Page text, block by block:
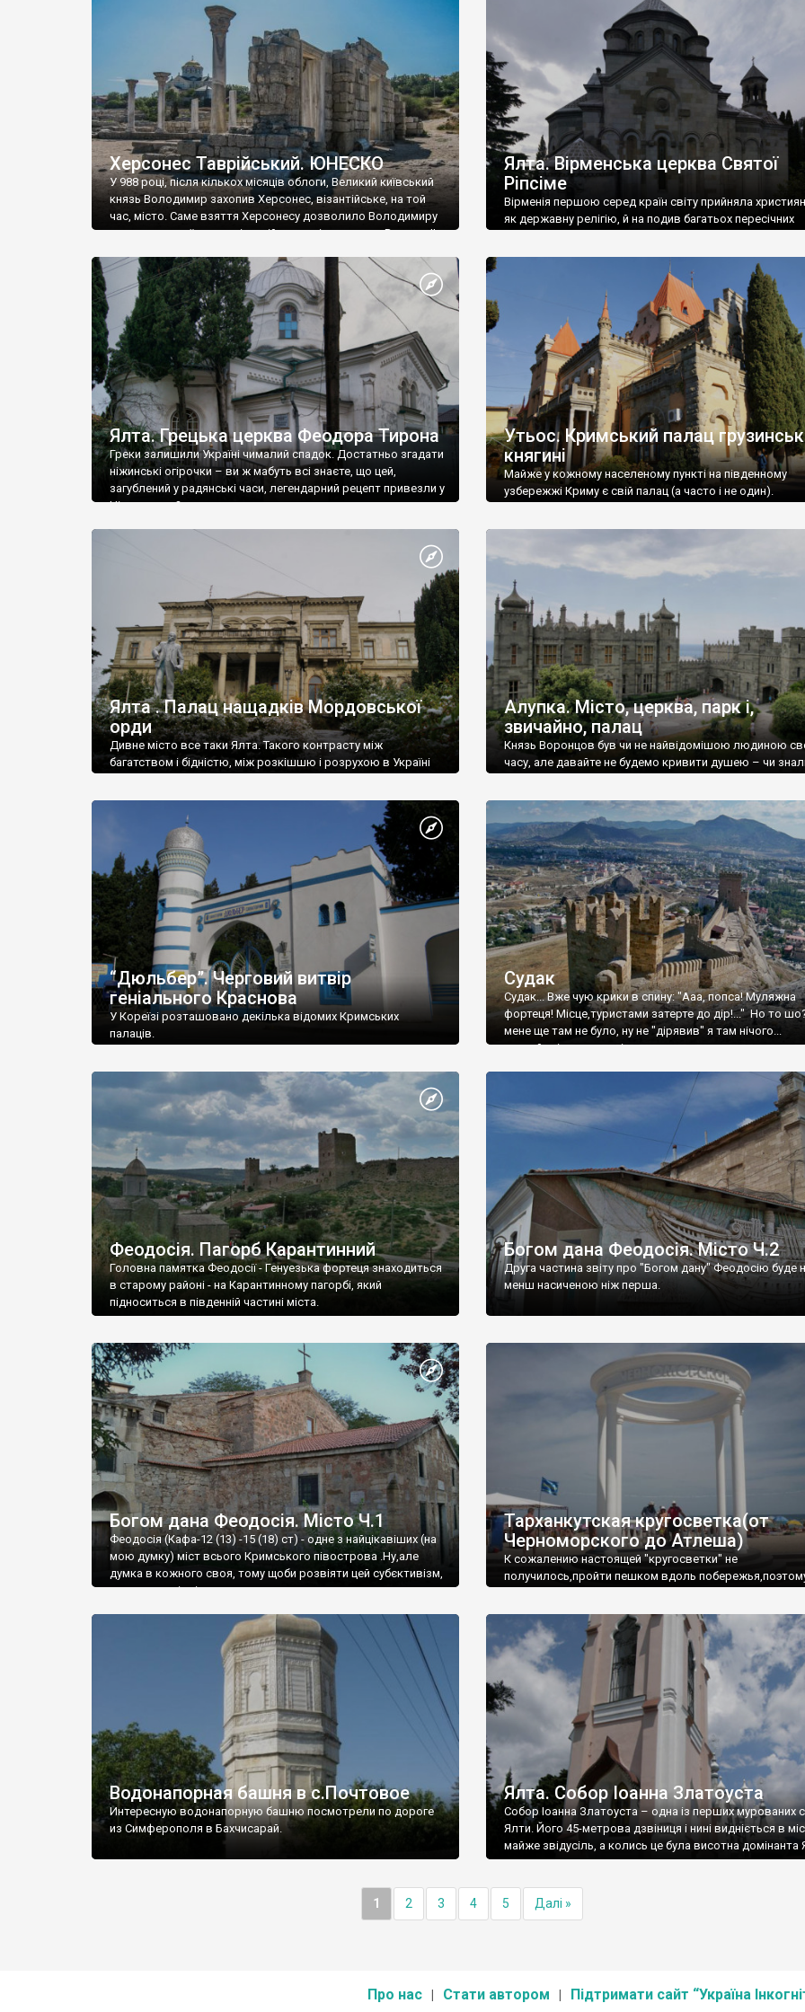
візантійської доби. Раритети викрадені з фондів об’єкту
культурної спадщини ЮНЕСКО «Херсонеса Таврійського».
Офіційно – на виставку «Золото Візантії», але експерти та
влада в Україні вважають це лише […]
називаються «повстяками» (postaki)…” “Вино. Крим
виробляє відмінне вино і його вдосталь: воно все
легке біле і дуже […]
Херсонес Таврійський. ЮНЕСКО
У 988 році, після кількох місяців облоги, Великий київський
князь Володимир захопив Херсонес, візантійське, на той
час, місто. Саме взяття Херсонесу дозволило Володимиру
диктувати свої умови візантійському імператору Василю ІІ,
Херсонесі Володимир-язичник, став Василем-
християнином. А потім було Хрещення Русі. На честь
Херсонесу Таврійського названо місто […]
Ялта. Вірменська церква Святої
Ріпсіме
Вірменія першою серед країн світу прийняла
як державну релігію, й на подив багатьох пересічних
Ялта. Грецька церква Феодора Тирона
Греки залишили Україні чималий спадок. Достатньо згадати
ніжинські огірочки – ви ж мабуть всі знаєте, що цей,
загублений у радянські часи, легендарний рецепт привезли у
Ніжин греки?
Утьос. Кримський палац
княгині
Майже у кожному населеному пункті на південному
узбережжі Криму є свій палац (а часто і не один).
Ялта . Палац нащадків Мордовської
орди
Дивне місто все таки Ялта. Такого контрасту між
багатством і бідністю, між розкішшю і розрухою в Україні
Алупка. Місто, церква, парк і,
звичайно, палац
Князь Воронцов був чи не найвідомішою людиною
часу, але давайте не будемо кривити душею – чи
“Дюльбер”. Черговий витвір
геніального Краснова
У Кореїзі розташовано декілька відомих Кримських
палаців.
Судак
Судак... Вже чую крики в спину: "Ааа, попса! Муляжна
фортеця! Місце,туристами затерте до дір!..." Но то
мене ще там не було, ну не "дірявив" я там нічого...
принаймні до цього літа.
Феодосія. Пагорб Карантинний
Головна памятка Феодосії - Генуезька фортеця знаходиться
в старому районі - на Карантинному пагорбі, який
підноситься в південній частині міста.
Богом дана Феодосія. Місто Ч.2
Друга частина звіту про "Богом дану" Феодосію буде
менш насиченою ніж перша.
Богом дана Феодосія. Місто Ч.1
Феодосія (Кафа-12 (13) -15 (18) ст) - одне з найцікавіших (на
мою думку) міст всього Кримського півострова .Ну,але
думка в кожного своя, тому щоби розвіяти цей субєктивізм,
запрошую відвідати це
Тарханкутская кругосветка(от
Черноморского до Атлеша)
К сожалению настоящей "кругосветки" не
получилось,пройти пешком вдоль
Водонапорная башня в с.Почтовое
Интересную водонапорную башню посмотрели по дороге
из Симферополя в Бахчисарай.
Ялта. Собор Іоанна Златоуста
Собор Іоанна Златоуста – одна із перших мурованих
Ялти. Його 45-метрова дзвіниця і нині видніється в
майже звідусіль, а колись це була висотна домінанта
1 2 3 4 5 Далі »
Про нас Стати автором Підтримати сайт “Україна